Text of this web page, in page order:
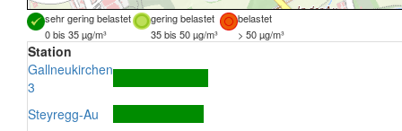
sehr gering belastet gering belastet
belastet
0 bis 35 µg/m³
35 bis 50 µg/m³ > 50 µg/m³
Station
Gallneukirchen
3
Steyregg-Au